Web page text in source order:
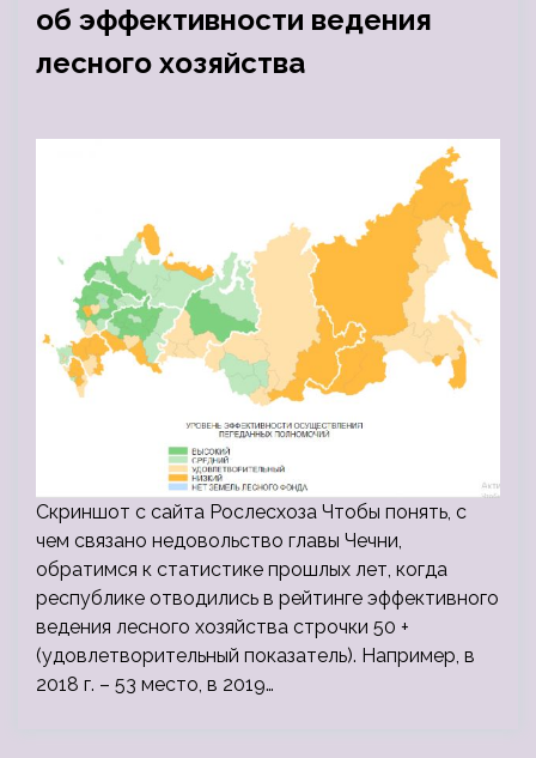
об эффективности ведения
лесного хозяйства
Скриншот с сайта Рослесхоза Чтобы понять, с
чем связано недовольство главы Чечни,
обратимся к статистике прошлых лет, когда
республике отводились в рейтинге эффективного
ведения лесного хозяйства строчки 50 +
(удовлетворительный показатель). Например, в
2018 г. – 53 место, в 2019…